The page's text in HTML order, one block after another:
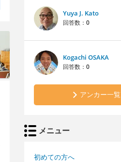
Yuya J. Kato
回答数： 0
Kogachi OSAKA
回答数： 0
アンカー一覧
メニュー
初めての方へ